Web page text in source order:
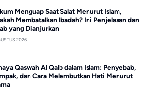
Menguap Saat Salat Menurut Islam,
Membatalkan Ibadah? Ini Penjelasan dan
yang Dianjurkan
2026
Qaswah Al Qalb dalam Islam: Penyebab,
dan Cara Melembutkan Hati Menurut